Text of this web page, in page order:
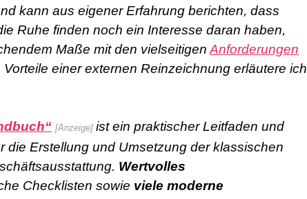
kann aus eigener Erfahrung berichten, dass
Ruhe finden noch ein Interesse daran haben,
Maße mit den vielseitigen Anforderungen
einer externen Reinzeichnung erläutere ich
[Anzeige] ist ein praktischer Leitfaden und
die Erstellung und Umsetzung der klassischen
Wertvolles
Checklisten sowie viele moderne